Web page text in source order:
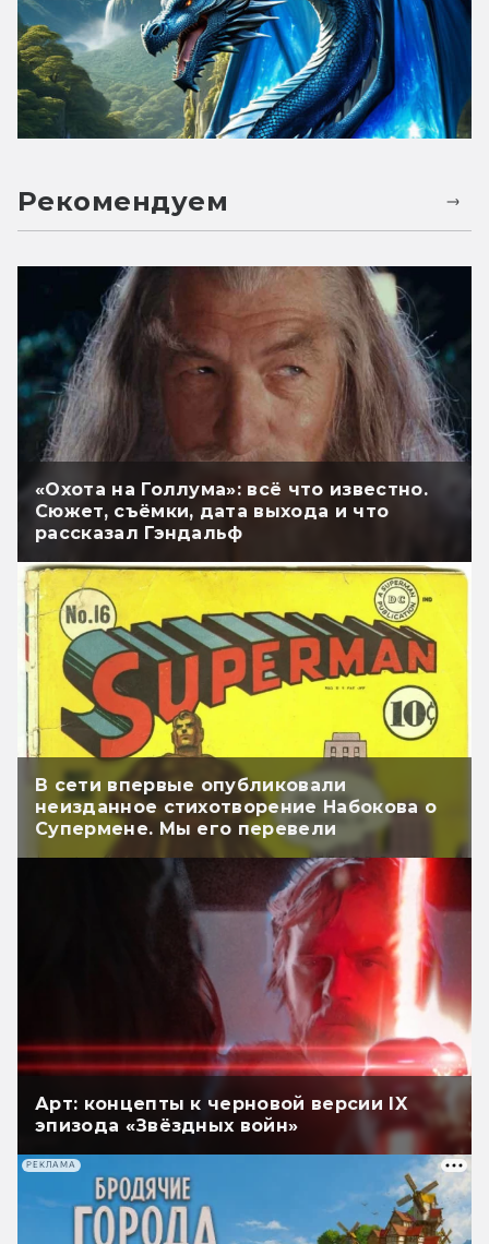
Рекомендуем
«Охота на Голлума»: всё что известно.
Сюжет, съёмки, дата выхода и что
рассказал Гэндальф
В сети впервые опубликовали
неизданное стихотворение Набокова о
Супермене. Мы его перевели
Арт: концепты к черновой версии IX
эпизода «Звёздных войн»
РЕКЛАМА